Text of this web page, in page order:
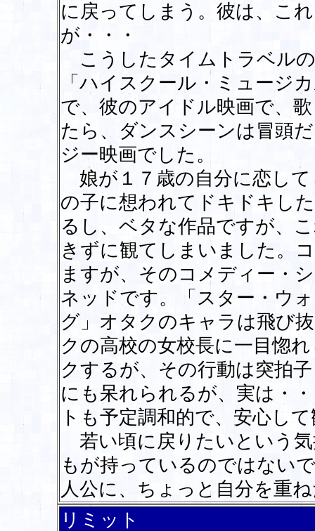
に戻ってしまう。彼は、こ
が・・・
こうしたタイムトラベル
「ハイスクール・ミュージ
で、彼のアイドル映画で、
たら、ダンスシーンは冒頭
ジー映画でした。
娘が１７歳の自分に恋し
の子に想われてドキドキし
るし、ベタな作品ですが、
きずに観てしまいました。
ますが、そのコメディー・
ネッドです。「スター・ウ
グ」オタクのキャラは飛び
クの高校の女校長に一目惚
クするが、その行動は突拍
にも呆れられるが、実は・
トも予定調和的で、安心し
若い頃に戻りたいという
もが持っているのではない
人公に、ちょっと自分を重
リミット